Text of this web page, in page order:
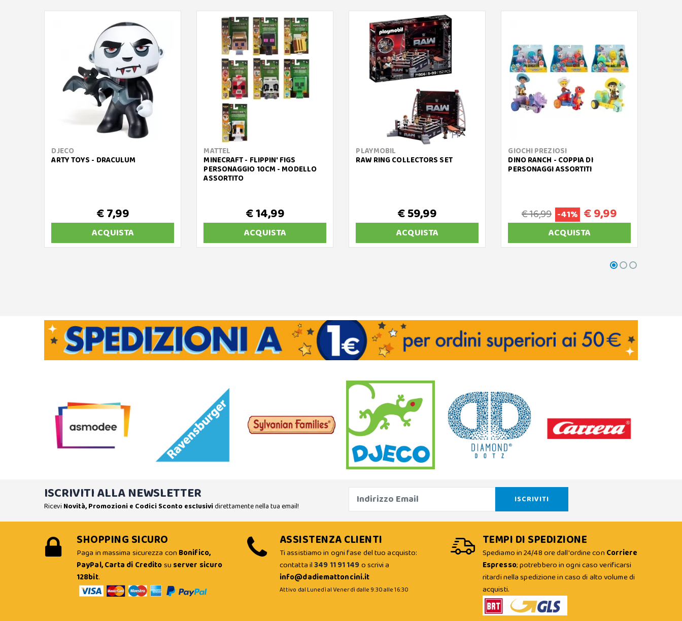
DJECO
ARTY TOYS - DRACULUM
€ 7,99
ACQUISTA
MATTEL
MINECRAFT - FLIPPIN' FIGS
PERSONAGGIO 10CM - MODELLO
ASSORTITO
€ 14,99
ACQUISTA
PLAYMOBIL
RAW RING COLLECTORS SET
€ 59,99
ACQUISTA
GIOCHI PREZIOSI
DINO RANCH - COPPIA DI
PERSONAGGI ASSORTITI
€ 16,99 -41% € 9,99
ACQUISTA
ISCRIVITI ALLA NEWSLETTER
Ricevi Novità, Promozioni e Codici Sconto esclusividirettamente nella tua email!
SHOPPING SICURO
Paga in massima sicurezza con Bonifico,
PayPal, Carta di Creditosu server sicuro
128bit.
ASSISTENZA CLIENTI
Ti assistiamo in ogni fase del tuo acquisto:
contatta il349 11 91 149o scrivi a
info@dadiemattoncini.it
Attivo dal Lunedì al Venerdì dalle 9:30 alle 16:30
TEMPI DI SPEDIZIONE
Spediamo in 24/48 ore dall'ordine con Corriere
Espresso; potrebbero in ogni caso verificarsi
ritardi nella spedizione in caso di alto volume di
acquisti.